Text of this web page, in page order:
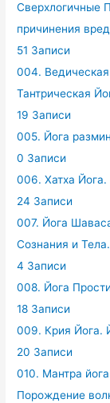
Сверхлогичные
причинения
51 Записи
004.
Тантрическая
19 Записи
005. Йога
0 Записи
006. Хатха
24 Записи
007. Йога
Сознания и Тела.
4 Записи
008. Йога
18 Записи
009. Крия Йога.
20 Записи
010. Мантра
Порождение